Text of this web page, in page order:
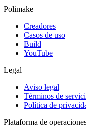
Polimake
Creadores
Casos de uso
Build
YouTube
Legal
Aviso legal
Términos de
Política de
Plataforma de